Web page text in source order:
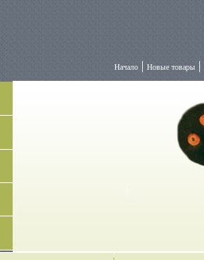
Начало | Новые товары |